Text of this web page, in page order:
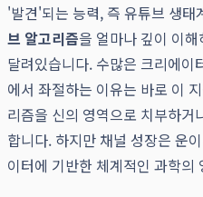
'발견'되는 능력, 즉 유튜브 생태
브 알고리즘을 얼마나 깊이 이
달려있습니다. 수많은 크리에이
에서 좌절하는 이유는 바로 이
리즘을 신의 영역으로 치부하
합니다. 하지만 채널 성장은 운
이터에 기반한 체계적인 과학의